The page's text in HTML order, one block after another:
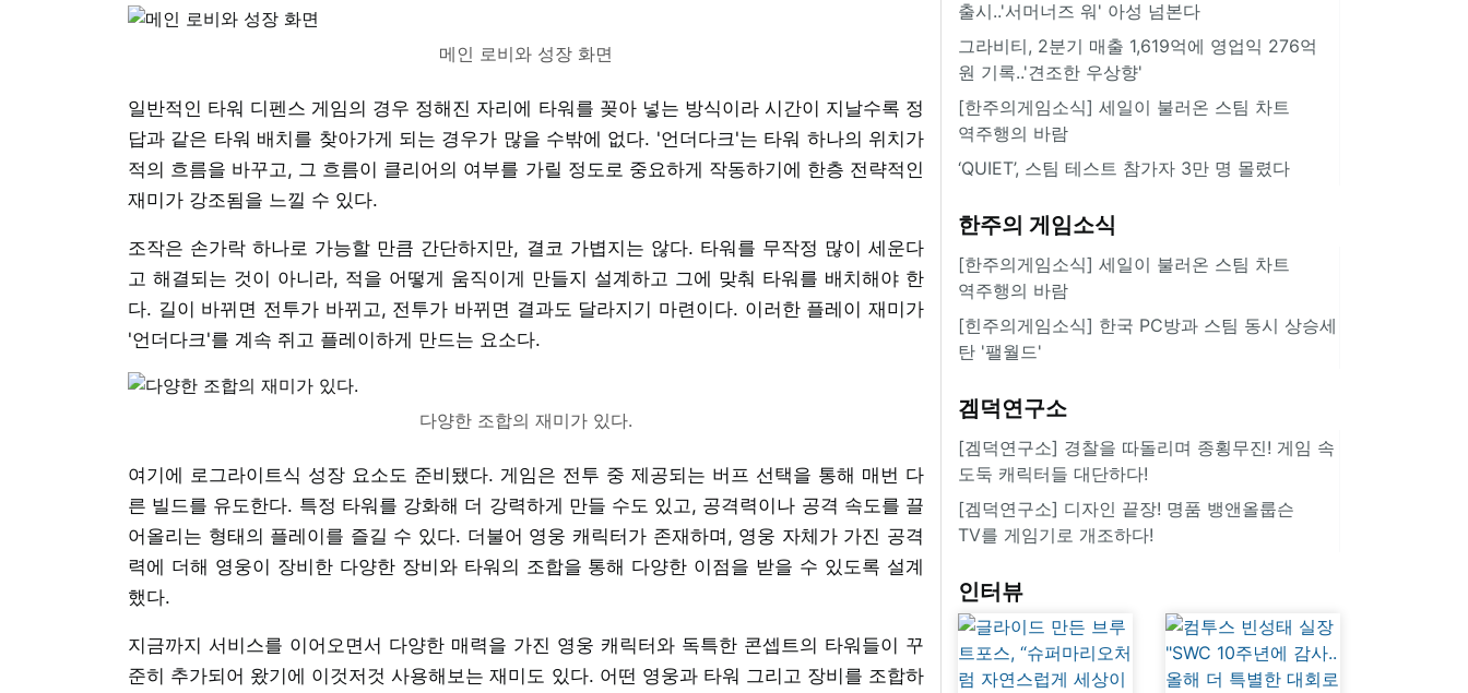
메인 로비와 성장 화면
일반적인 타워 디펜스 게임의 경우 정해진 자리에 타워를 꽂아 넣는 방식이라 시간이 지날수록 정
답과 같은 타워 배치를 찾아가게 되는 경우가 많을 수밖에 없다. '언더다크'는 타워 하나의 위치가
적의 흐름을 바꾸고, 그 흐름이 클리어의 여부를 가릴 정도로 중요하게 작동하기에 한층 전략적인
재미가 강조됨을 느낄 수 있다.
조작은 손가락 하나로 가능할 만큼 간단하지만, 결코 가볍지는 않다. 타워를 무작정 많이 세운다
고 해결되는 것이 아니라, 적을 어떻게 움직이게 만들지 설계하고 그에 맞춰 타워를 배치해야 한
다. 길이 바뀌면 전투가 바뀌고, 전투가 바뀌면 결과도 달라지기 마련이다. 이러한 플레이 재미가
'언더다크'를 계속 쥐고 플레이하게 만드는 요소다.
다양한 조합의 재미가 있다.
여기에 로그라이트식 성장 요소도 준비됐다. 게임은 전투 중 제공되는 버프 선택을 통해 매번 다
른 빌드를 유도한다. 특정 타워를 강화해 더 강력하게 만들 수도 있고, 공격력이나 공격 속도를 끌
어올리는 형태의 플레이를 즐길 수 있다. 더불어 영웅 캐릭터가 존재하며, 영웅 자체가 가진 공격
력에 더해 영웅이 장비한 다양한 장비와 타워의 조합을 통해 다양한 이점을 받을 수 있도록 설계
했다.
지금까지 서비스를 이어오면서 다양한 매력을 가진 영웅 캐릭터와 독특한 콘셉트의 타워들이 꾸
준히 추가되어 왔기에 이것저것 사용해보는 재미도 있다. 어떤 영웅과 타워 그리고 장비를 조합하
출시..'서머너즈 워' 아성 넘본다
그라비티, 2분기 매출 1,619억에 영업익 276억
원 기록..'견조한 우상향'
[한주의게임소식] 세일이 불러온 스팀 차트
역주행의 바람
‘QUIET’, 스팀 테스트 참가자 3만 명 몰렸다
한주의 게임소식
[한주의게임소식] 세일이 불러온 스팀 차트
역주행의 바람
[힌주의게임소식] 한국 PC방과 스팀 동시 상승세
탄 '팰월드'
겜덕연구소
[겜덕연구소] 경찰을 따돌리며 종횡무진! 게임 속
도둑 캐릭터들 대단하다!
[겜덕연구소] 디자인 끝장! 명품 뱅앤올룹슨
TV를 게임기로 개조하다!
인터뷰